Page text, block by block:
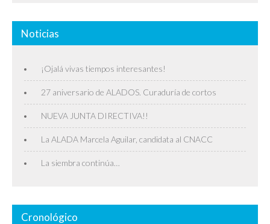
Noticias
¡Ojalá vivas tiempos interesantes!
27 aniversario de ALADOS. Curaduría de cortos
NUEVA JUNTA DIRECTIVA!!
La ALADA Marcela Aguilar, candidata al CNACC
La siembra continúa…
Cronológico